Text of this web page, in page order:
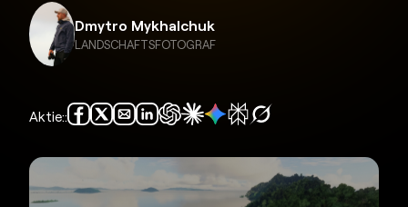
Dmytro Mykhalchuk
LANDSCHAFTSFOTOGRAF
Aktie::